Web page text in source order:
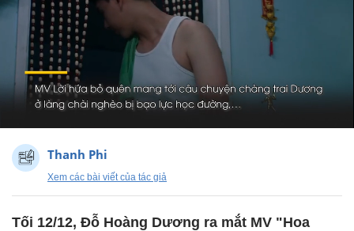
Thanh Phi
Xem các bài viết của tác giả
Tối 12/12, Đỗ Hoàng Dương ra mắt MV "Hoa